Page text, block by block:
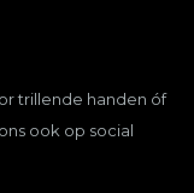
trillende handen óf
ook op social